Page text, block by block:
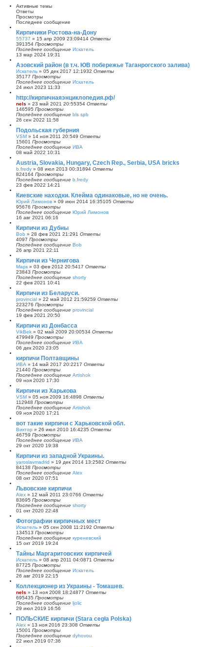
н
м
у
с
о
б
щ
е
н
и
е
й
т
и
п
о
с
л
е
н
е
м
у
с
о
б
щ
е
н
ю
Активные темы
Ответы
Просмотры
Последнее сообщение
Кирпичики Ростова-на-Дону
55737 » 15 апр 2009 23:09414 Ответы
391354 Просмотры
Последнее сообщение Искатель
13 мар 2024 19:31
Азовский район (в т.ч. ЮВ побережье Таганрогского залива)
Искатель » 05 дек 2017 12:1932 Ответы
35177 Просмотры
Последнее сообщение Искатель
24 июл 2023 11:33
http://кирпичнаяэнциклопедия.рф/
nels » 23 май 2021 20:55354 Ответы
146595 Просмотры
Последнее сообщение bls spb
26 сен 2022 11:58
Подольская губерния
VSM » 14 ноя 2011 20:549 Ответы
15601 Просмотры
Последнее сообщение ИВА
08 май 2022 10:31
Austria, Slovakia, Hungary, Czech Rep., Serbia, USA bricks
b.fredy » 08 июл 2013 00:31894 Ответы
824164 Просмотры
Последнее сообщение b.fredy
23 фев 2022 14:21
Киевские находки. Клейма одинаковые, но не очень.
Юрий Лимонов » 09 июн 2014 16:35105 Ответы
95676 Просмотры
Последнее сообщение Юрий Лимонов
16 авг 2021 06:16
Кирпичи из Дубны
Bob » 28 фев 2021 21:291 Ответы
4097 Просмотры
Последнее сообщение Bob
26 апр 2021 22:11
Кирпичи из Чернигова
Марк » 03 фев 2012 20:5417 Ответы
23843 Просмотры
Последнее сообщение shorty
22 фев 2021 10:41
Кирпичи из Беларуси.
provincial » 22 май 2012 21:59259 Ответы
223276 Просмотры
Последнее сообщение provincial
19 фев 2021 20:50
Кирпичи из Донбасса
VikBek » 02 май 2009 20:00534 Ответы
479949 Просмотры
Последнее сообщение ИВА
06 дек 2020 23:05
кирпичи Полтавщины
ИВА » 14 май 2017 20:2217 Ответы
21440 Просмотры
Последнее сообщение Artishok
09 ноя 2020 17:30
Кирпичи из Харькова
VSM » 05 ноя 2009 16:4898 Ответы
112948 Просмотры
Последнее сообщение Artishok
09 ноя 2020 17:21
вот такие кирпичи с Харьковской обл.
Виктор » 26 июл 2010 16:4235 Ответы
46759 Просмотры
Последнее сообщение ИВА
29 окт 2020 19:38
Кирпичи из западной Украины.
yaroslavmadrid » 19 дек 2014 13:2582 Ответы
84138 Просмотры
Последнее сообщение Alex
08 окт 2020 07:51
Львовские кирпичи
Alex » 12 май 2011 23:0766 Ответы
83695 Просмотры
Последнее сообщение shorty
01 окт 2020 22:48
Фотографии кирпичных мест
Искатель » 05 сен 2008 11:2192 Ответы
134513 Просмотры
Последнее сообщение куреневский
15 окт 2019 19:24
Тайны Маргаритовских кирпичей
Искатель » 08 апр 2011 04:0871 Ответы
87725 Просмотры
Последнее сообщение Искатель
26 авг 2019 22:15
Коллекционер из Украины - Томашев.
nels » 13 ноя 2008 18:24877 Ответы
695435 Просмотры
Последнее сообщение ljolic
29 июл 2019 16:56
ПОЛЬСКИЕ кирпичи (Stara cegła Polska)
Alex » 13 ноя 2016 23:308 Ответы
15001 Просмотры
Последнее сообщение dyhovou
22 июл 2019 07:36